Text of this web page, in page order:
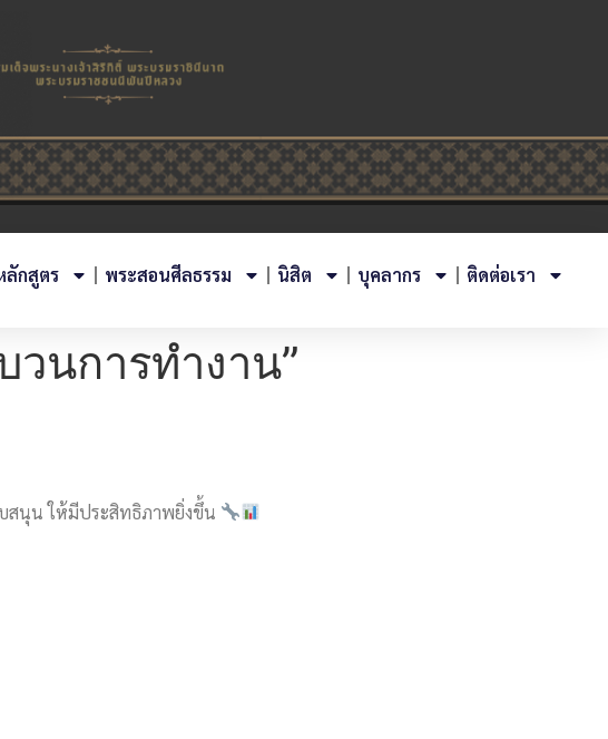
ลักสูตร พระสอนศีลธรรม นิสิต บุคลากร ติดต่อเรา
วนการทำงาน”
บสนุน ให้มีประสิทธิภาพยิ่งขึ้น